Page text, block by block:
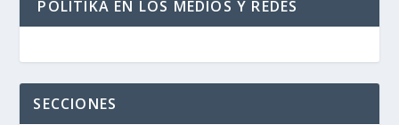
POLITIKA EN LOS MEDIOS Y REDES
SECCIONES